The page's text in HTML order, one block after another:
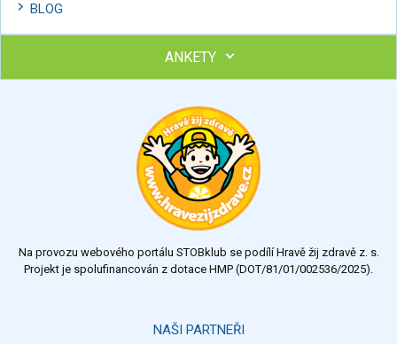
BLOG
ANKETY
Výsledky Všechny ankety
Na provozu webového portálu STOBklub se podílí Hravě žij zdravě z. s.
Projekt je spolufinancován z dotace HMP (DOT/81/01/002536/2025).
NAŠI PARTNEŘI